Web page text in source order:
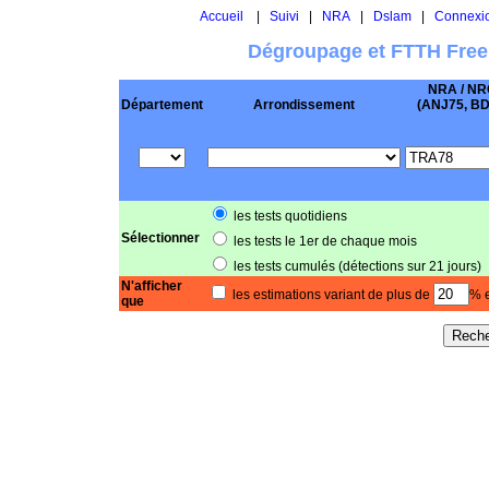
Accueil Suivi NRA| Dslam|
Dégroupage et FTTH
Département Arrondissement
NRA /
(ANJ75,
Sélectionner
les tests quotidiens
les tests le 1er de chaque mois
les tests cumulés (détections sur 21 jours)
N'afficher
que
les estimations variant de plus de %